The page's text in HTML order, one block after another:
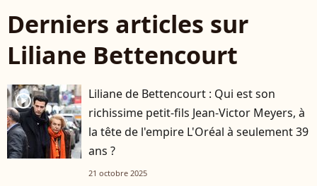
Derniers articles sur
Liliane Bettencourt
player2
Liliane de Bettencourt : Qui est son
richissime petit-fils Jean-Victor Meyers, à
la tête de l'empire L'Oréal à seulement 39
ans ?
21 octobre 2025